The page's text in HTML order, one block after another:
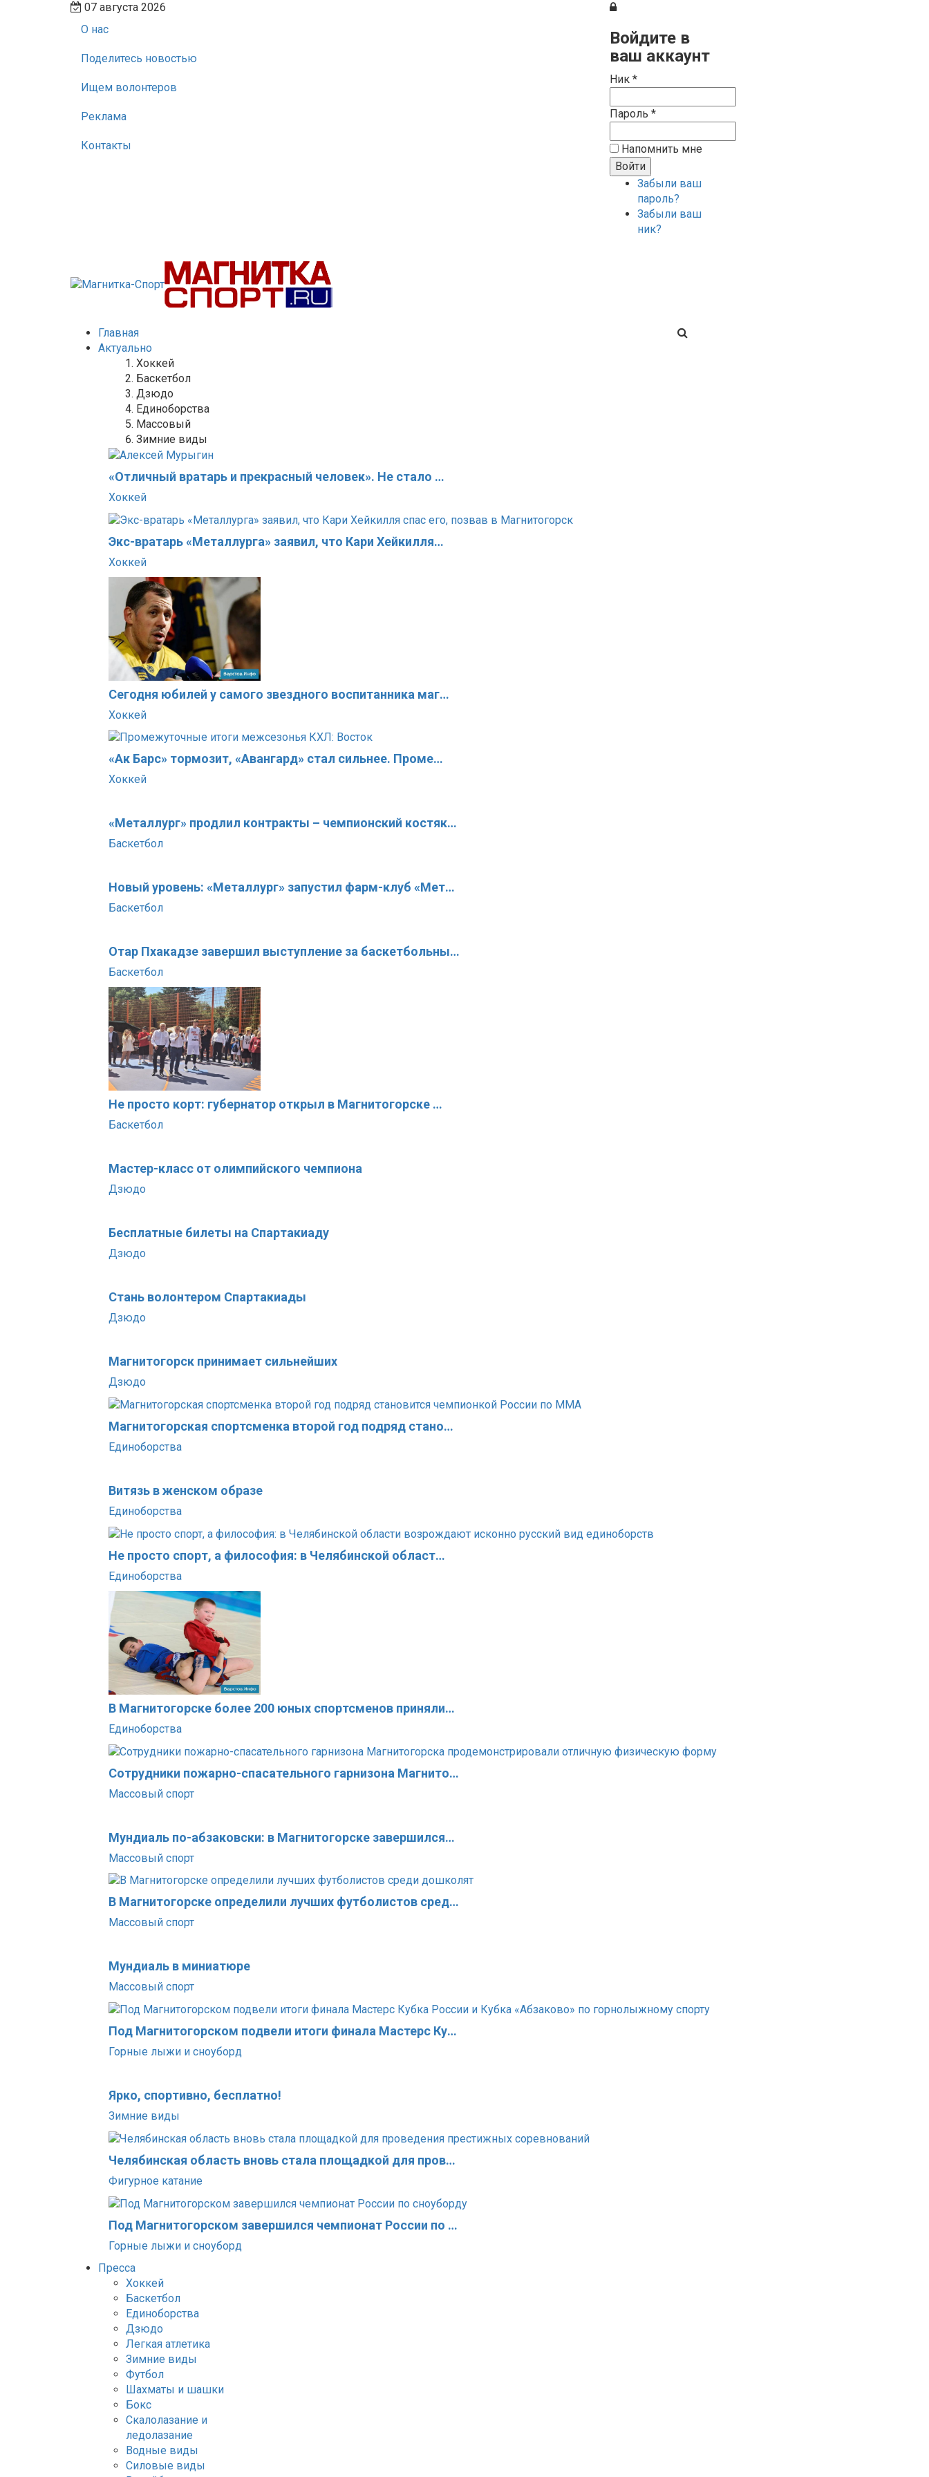
07 августа 2026
О нас
Поделитесь новостью
Ищем волонтеров
Реклама
Контакты
Войдите в
ваш аккаунт
Ник *
Пароль *
Напомнить мне
Забыли ваш
пароль?
Забыли ваш
ник?
Главная
Актуально
Хоккей
Баскетбол
Дзюдо
Единоборства
Массовый
Зимние виды
«Отличный вратарь и прекрасный человек». Не стало …
Хоккей
Экс-вратарь «Металлурга» заявил, что Кари Хейкилля…
Хоккей
Сегодня юбилей у самого звездного воспитанника маг…
Хоккей
«Ак Барс» тормозит, «Авангард» стал сильнее. Проме…
Хоккей
«Металлург» продлил контракты – чемпионский костяк…
Баскетбол
Новый уровень: «Металлург» запустил фарм-клуб «Мет…
Баскетбол
Отар Пхакадзе завершил выступление за баскетбольны…
Баскетбол
Не просто корт: губернатор открыл в Магнитогорске …
Баскетбол
Мастер-класс от олимпийского чемпиона
Дзюдо
Бесплатные билеты на Спартакиаду
Дзюдо
Стань волонтером Спартакиады
Дзюдо
Магнитогорск принимает сильнейших
Дзюдо
Магнитогорская спортсменка второй год подряд стано…
Единоборства
Витязь в женском образе
Единоборства
Не просто спорт, а философия: в Челябинской област…
Единоборства
В Магнитогорске более 200 юных спортсменов приняли…
Единоборства
Сотрудники пожарно-спасательного гарнизона Магнито…
Массовый спорт
Мундиаль по-абзаковски: в Магнитогорске завершился…
Массовый спорт
В Магнитогорске определили лучших футболистов сред…
Массовый спорт
Мундиаль в миниатюре
Массовый спорт
Под Магнитогорском подвели итоги финала Мастерс Ку…
Горные лыжи и сноуборд
Ярко, спортивно, бесплатно!
Зимние виды
Челябинская область вновь стала площадкой для пров…
Фигурное катание
Под Магнитогорском завершился чемпионат России по …
Горные лыжи и сноуборд
Пресса
Хоккей
Баскетбол
Единоборства
Дзюдо
Легкая атлетика
Зимние виды
Футбол
Шахматы и шашки
Бокс
Скалолазание и
ледолазание
Водные виды
Силовые виды